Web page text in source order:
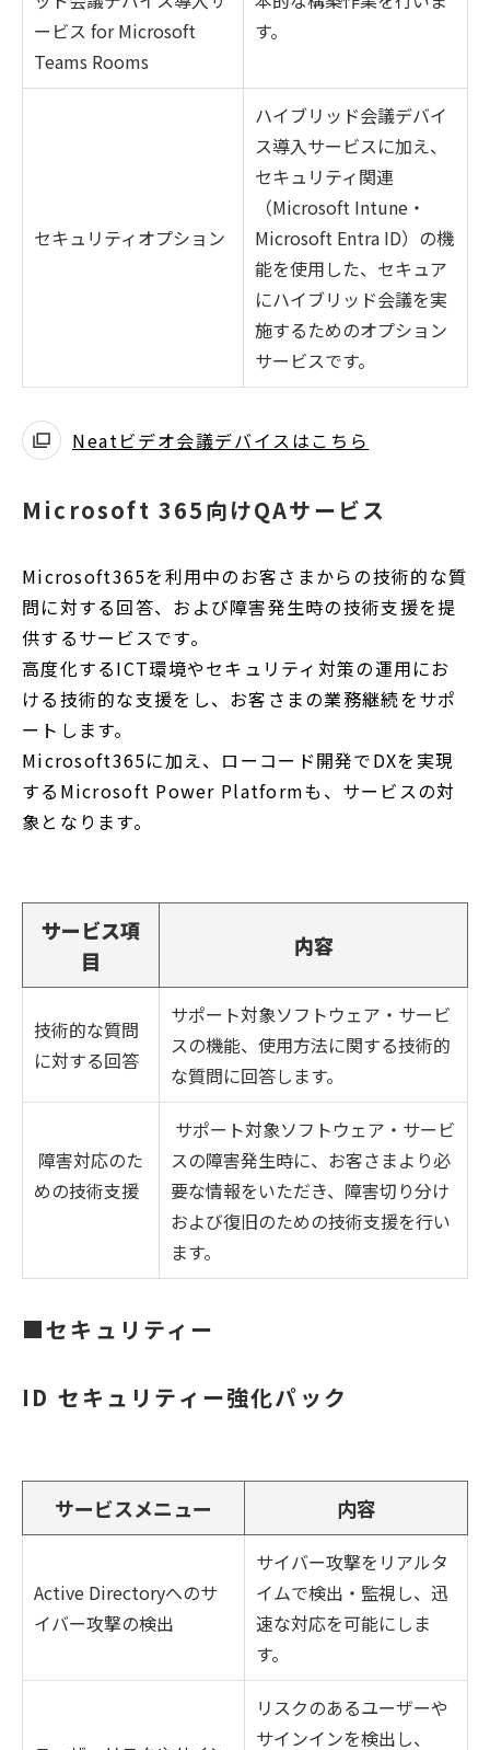
ービス for Microsoft
Teams Rooms
す。
セキュリティオプション
ハイブリッド会議デバイ
ス導入サービスに加え、
セキュリティ関連
（Microsoft Intune・
Microsoft Entra ID）の機
能を使用した、セキュア
にハイブリッド会議を実
施するためのオプション
サービスです。
Neatビデオ会議デバイスはこちら
別
ィ
ド
ウ
開
く
Microsoft 365向けQAサービス
Microsoft365を利用中のお客さまからの技術的な質
問に対する回答、および障害発生時の技術支援を提
供するサービスです。
高度化するICT環境やセキュリティ対策の運用にお
ける技術的な支援をし、お客さまの業務継続をサポ
ートします。
Microsoft365に加え、ローコード開発でDXを実現
するMicrosoft Power Platformも、サービスの対
象となります。
サービス項
目
内容
技術的な質問
に対する回答
サポート対象ソフトウェア・サービ
スの機能、使用方法に関する技術的
な質問に回答します。
障害対応のた
めの技術支援
サポート対象ソフトウェア・サービ
スの障害発生時に、お客さまより必
要な情報をいただき、障害切り分け
および復旧のための技術支援を行い
ます。
■セキュリティー
ID セキュリティー強化パック
サービスメニュー 内容
Active Directoryへのサ
イバー攻撃の検出
サイバー攻撃をリアルタ
イムで検出・監視し、迅
速な対応を可能にしま
す。
リスクのあるユーザーや
サインインを検出し、